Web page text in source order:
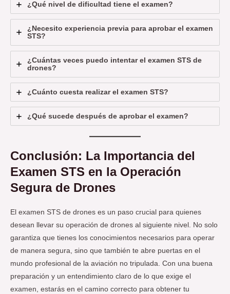
¿Qué nivel de dificultad tiene el examen?
¿Necesito experiencia previa para aprobar el examen
STS?
¿Cuántas veces puedo intentar el examen STS de
drones?
¿Cuánto cuesta realizar el examen STS?
¿Qué sucede después de aprobar el examen?
Conclusión: La Importancia del
Examen STS en la Operación
Segura de Drones
El examen STS de drones es un paso crucial para quienes
desean llevar su operación de drones al siguiente nivel. No solo
garantiza que tienes los conocimientos necesarios para operar
de manera segura, sino que también te abre puertas en el
mundo profesional de la aviación no tripulada. Con una buena
preparación y un entendimiento claro de lo que exige el
examen, estarás en el camino correcto para obtener tu